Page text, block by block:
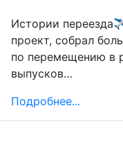
Истории
проект, собрал
по перемещению в
выпусков…
Подробнее...